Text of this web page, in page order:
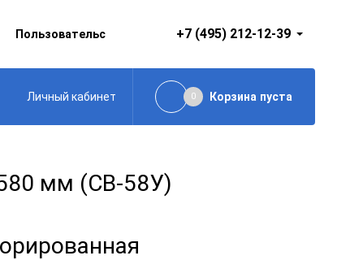
Пользовательское соглашение+7 (495) 212-12-39
Личный кабинет 0 Корзина пуста
мм (СВ-58У)